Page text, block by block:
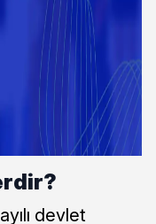
devlet